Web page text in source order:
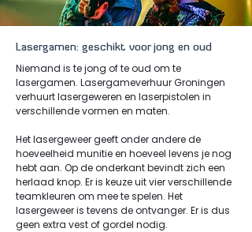
Lasergamen: geschikt voor jong en oud
Niemand is te jong of te oud om te
lasergamen. Lasergameverhuur Groningen
verhuurt lasergeweren en laserpistolen in
verschillende vormen en maten. ​
Het lasergeweer geeft onder andere de
hoeveelheid munitie en hoeveel levens je nog
hebt aan. Op de onderkant bevindt zich een
herlaad knop. Er is keuze uit vier verschillende
teamkleuren om mee te spelen. Het
lasergeweer is tevens de ontvanger. Er is dus
geen extra vest of gordel nodig.